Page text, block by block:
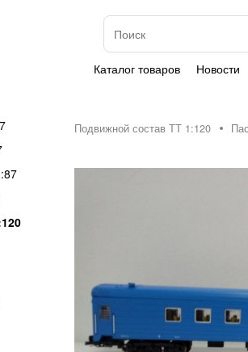
Каталог товаров Новости
Подвижной состав ТТ 1:120